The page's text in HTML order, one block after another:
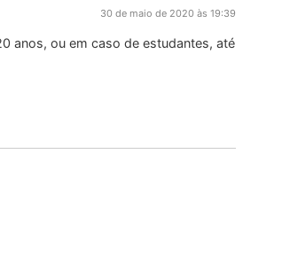
30 de maio de 2020 às 19:39
anos, ou em caso de estudantes, até